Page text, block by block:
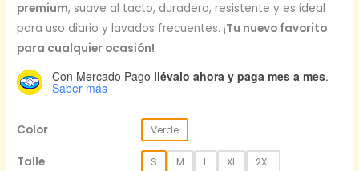
premium, suave al tacto, duradero, resistente y es ideal
para uso diario y lavados frecuentes. ¡Tu nuevo favorito
para cualquier ocasión!
Con Mercado Pago llévalo ahora y paga mes a mes.
Saber más
Color Verde
Talle S M L XL 2XL